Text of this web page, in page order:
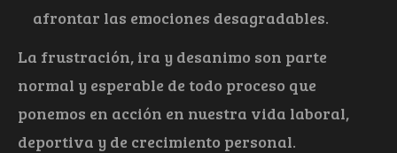
afrontar las emociones desagradables.
La frustración, ira y desanimo son parte
normal y esperable de todo proceso que
ponemos en acción en nuestra vida laboral,
deportiva y de crecimiento personal.